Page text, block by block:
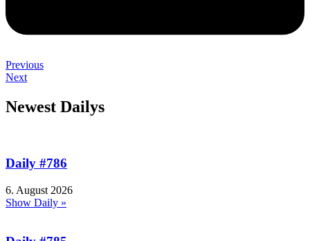
Previous
Next
Newest Dailys
Daily #786
6. August 2026
Show Daily »